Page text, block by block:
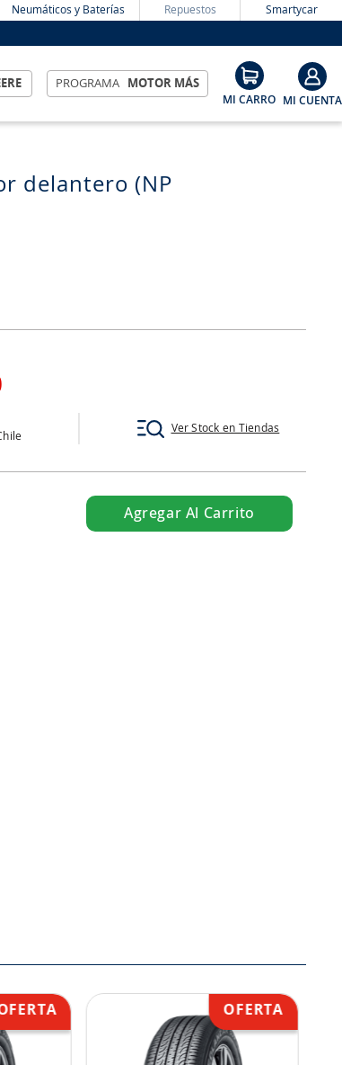
Neumáticos y Baterías Repuestos Smartycar
PROGRAMA MOTOR MÁS
delantero (NP
Ver Stock en Tiendas
Agregar Al Carrito